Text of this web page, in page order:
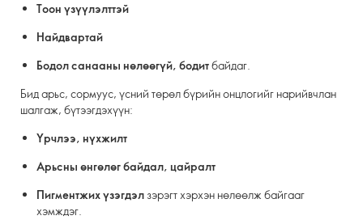
Тоон үзүүлэлттэй
Найдвартай
Бодол санааны нөлөөгүй, бодитбайдаг.
Бид арьс, сормуус, үсний төрөл бүрийн онцлогийг нарийвчлан
шалгаж, бүтээгдэхүүн:
Үрчлээ, нүхжилт
Арьсны өнгөлөг байдал, цайралт
Пигментжих үзэгдэл зэрэгт хэрхэн нөлөөлж байгааг
хэмждэг.